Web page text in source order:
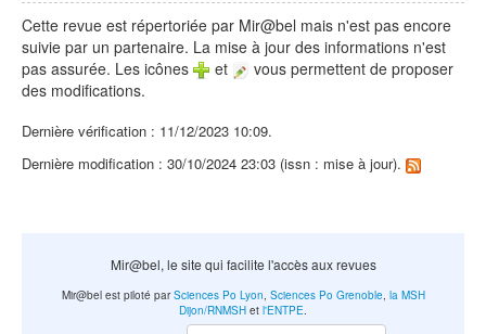
Cette revue est répertoriée par Mir@bel mais n'est pas encore
suivie par un partenaire. La mise à jour des informations n'est
pas assurée. Les icônes
et
vous permettent de proposer
des modifications.
Dernière vérification : 11/12/2023 10:09.
Dernière modification : 30/10/2024 23:03 (issn : mise à jour).
Mir@bel, le site qui facilite l'accès aux revues
Mir@bel est piloté parSciences Po Lyon, Sciences Po Grenoble, la MSH
Dijon/RNMSH et l'ENTPE.